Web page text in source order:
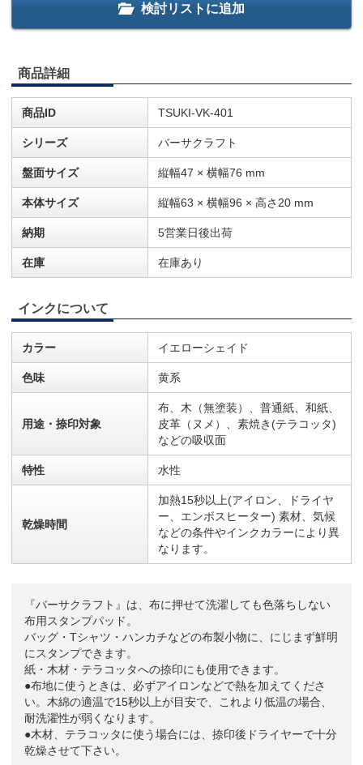
検討リストに追加
商品詳細
商品ID TSUKI-VK-401
シリーズ バーサクラフト
盤面サイズ 縦幅47 × 横幅76 mm
本体サイズ 縦幅63 × 横幅96 × 高さ20 mm
納期 5営業日後出荷
在庫 在庫あり
インクについて
カラー イエローシェイド
色味 黄系
用途・捺印対象
布、木（無塗装）、普通紙、和紙、
皮革（ヌメ）、素焼き(テラコッタ)
などの吸収面
特性 水性
乾燥時間
加熱15秒以上(アイロン、ドライヤ
ー、エンボスヒーター) 素材、気候
などの条件やインクカラーにより異
なります。
『バーサクラフト』は、布に押せて洗濯しても色落ちしない
布用スタンプパッド。
バッグ・Tシャツ・ハンカチなどの布製小物に、にじまず鮮明
にスタンプできます。
紙・木材・テラコッタへの捺印にも使用できます。
●布地に使うときは、必ずアイロンなどで熱を加えてくださ
い。木綿の適温で15秒以上が目安で、これより低温の場合、
耐洗濯性が弱くなります。
●木材、テラコッタに使う場合には、捺印後ドライヤーで十分
乾燥させて下さい。